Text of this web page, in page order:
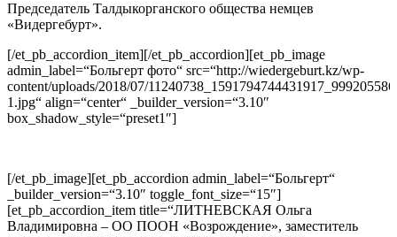
Председатель Талдыкорганского общества немцев
«Видергебурт».
[/et_pb_accordion_item][/et_pb_accordion][et_pb_image
admin_label=“Больгерт фото“ src=“http://wiedergeburt.kz/wp-
content/uploads/2018/07/
1.jpg“ align=“center“ _builder_version=“3.10″
box_shadow_style=“preset1″]
[/et_pb_image][et_pb_accordion admin_label=“Больгерт“
_builder_version=“3.10″ toggle_font_size=“15″]
[et_pb_accordion_item title=“ЛИТНЕВСКАЯ Ольга
Владимировна – ОО ПООН «Возрождение», заместитель